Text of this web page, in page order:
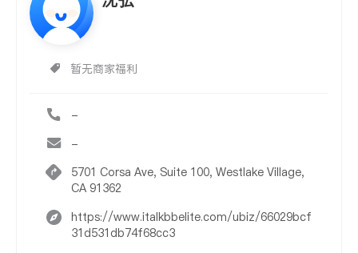
暂无商家福利
-
-
5701 Corsa Ave, Suite 100, Westlake Village,
CA 91362
https://www.italkbbelite.com/ubiz/66029bcf
31d531db74f68cc3